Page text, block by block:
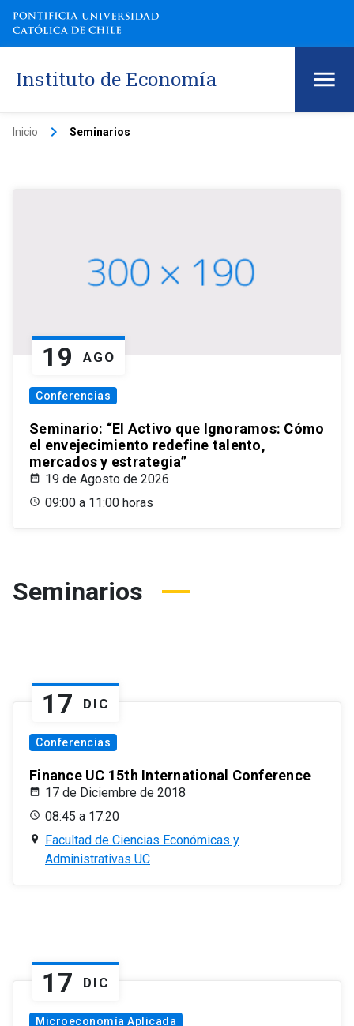
Instituto de Economía
Inicio keyboard_arrow_right Seminarios
19 AGO
Conferencias
Seminario: “El Activo que Ignoramos: Cómo
el envejecimiento redefine talento,
mercados y estrategia”
19 de Agosto de 2026
09:00 a 11:00 horas
Seminarios
17 DIC
Conferencias
Finance UC 15th International Conference
17 de Diciembre de 2018
08:45 a 17:20
Facultad de Ciencias Económicas y
Administrativas UC
17 DIC
Microeconomía Aplicada